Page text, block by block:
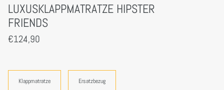
LUXUSKLAPPMATRATZE HIPSTER
FRIENDS
€124,90
Bundle
Klappmatratze
Ersatzbezug